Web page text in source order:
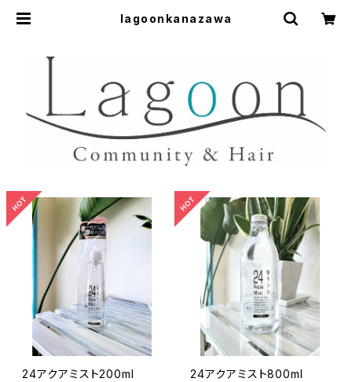
lagoonkanazawa
24アクアミスト200ml
24アクアミスト800ml